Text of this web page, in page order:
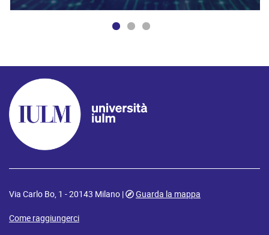
Via Carlo Bo, 1 - 20143 Milano |
Guarda la mappa
Come raggiungerci